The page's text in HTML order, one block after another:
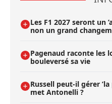
Les F1 2027 seront un
non un grand
Pagenaud raconte les
bouleversé sa vie
Russell peut-il gérer
met Antonelli ?